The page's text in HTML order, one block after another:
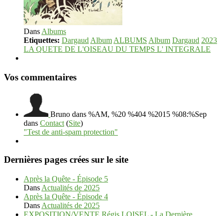
Dans Albums
Etiquettes: Dargaud Album ALBUMS Album Dargaud 2023
LA QUETE DE L'OISEAU DU TEMPS L' INTEGRALE
Vos commentaires
Bruno dans %AM, %20 %404 %2015 %08:%Sep
dans Contact (Site)
"Test de anti-spam protection"
Dernières pages crées sur le site
Après la Quête - Épisode 5
Dans Actualités de 2025
Après la Quête - Épisode 4
Dans Actualités de 2025